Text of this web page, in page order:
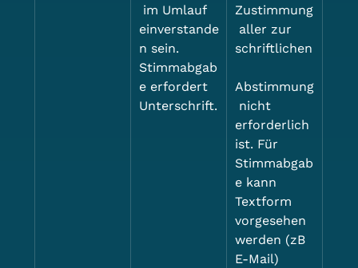
im Umlauf
einverstande
n sein.
Stimmabgab
e erfordert
Unterschrift.
Zustimmung
aller zur
schriftlichen
Abstimmung
nicht
erforderlich
ist. Für
Stimmabgab
e kann
Textform
vorgesehen
werden (zB
E-Mail)